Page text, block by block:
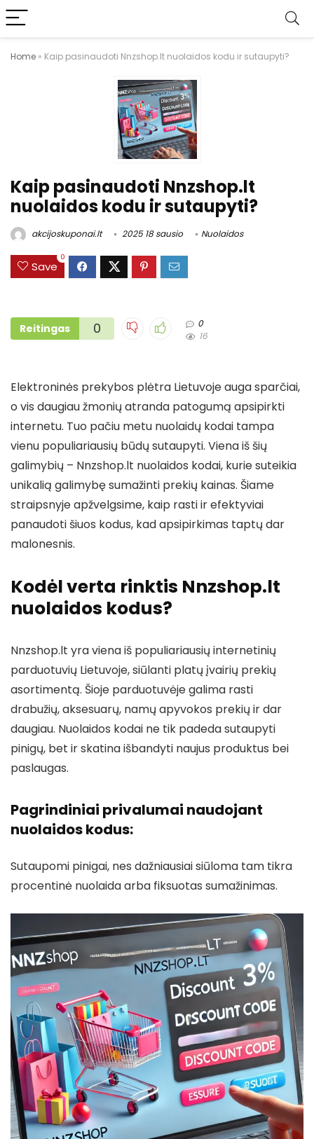
Home » Kaip pasinaudoti Nnzshop.lt nuolaidos kodu ir sutaupyti?
Kaip pasinaudoti Nnzshop.lt
nuolaidos kodu ir sutaupyti?
akcijoskuponai.lt 2025 18 sausio Nuolaidos
Save
0
Reitingas 0
0
16
Elektroninės prekybos plėtra Lietuvoje auga sparčiai,
o vis daugiau žmonių atranda patogumą apsipirkti
internetu. Tuo pačiu metu nuolaidų kodai tampa
vienu populiariausių būdų sutaupyti. Viena iš šių
galimybių – Nnzshop.lt nuolaidos kodai, kurie suteikia
unikalią galimybę sumažinti prekių kainas. Šiame
straipsnyje apžvelgsime, kaip rasti ir efektyviai
panaudoti šiuos kodus, kad apsipirkimas taptų dar
malonesnis.
Kodėl verta rinktis Nnzshop.lt
nuolaidos kodus?
Nnzshop.lt yra viena iš populiariausių internetinių
parduotuvių Lietuvoje, siūlanti platų įvairių prekių
asortimentą. Šioje parduotuvėje galima rasti
drabužių, aksesuarų, namų apyvokos prekių ir dar
daugiau. Nuolaidos kodai ne tik padeda sutaupyti
pinigų, bet ir skatina išbandyti naujus produktus bei
paslaugas.
Pagrindiniai privalumai naudojant
nuolaidos kodus:
Sutaupomi pinigai, nes dažniausiai siūloma tam tikra
procentinė nuolaida arba fiksuotas sumažinimas.